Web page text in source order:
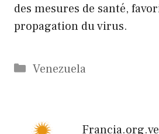
des mesures de santé,
propagation du virus.
Catégories
Venezuela
Francia.org.ve